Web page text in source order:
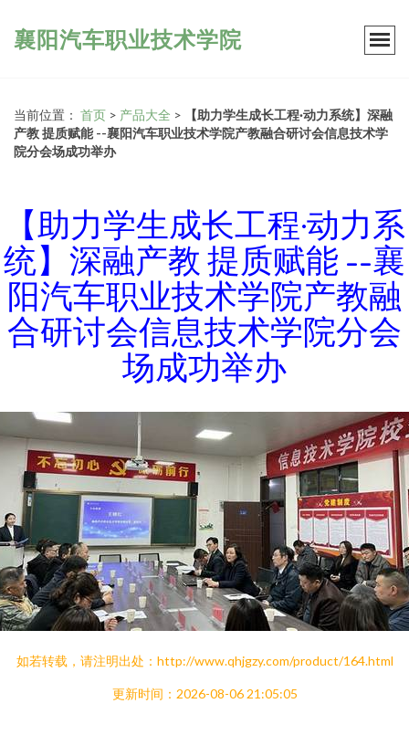
襄阳汽车职业技术学院
当前位置： 首页 > 产品大全 >
【助力学生成长工程·动力系统】深融
产教 提质赋能 --襄阳汽车职业技术学院产教融合研讨会信息技术学
院分会场成功举办
【助力学生成长工程·动力系
统】深融产教 提质赋能 --襄
阳汽车职业技术学院产教融
合研讨会信息技术学院分会
场成功举办
如若转载，请注明出处：http://www.qhjgzy.com/product/164.html
更新时间：2026-08-06 21:05:05